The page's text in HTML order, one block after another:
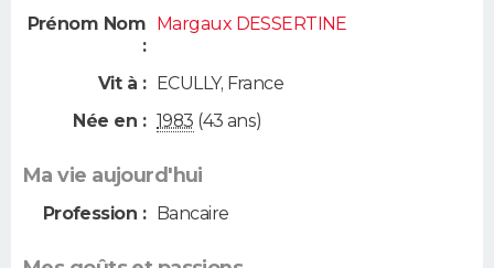
Prénom Nom
:
Margaux DESSERTINE
Vit à : ECULLY, France
Née en : 1983 (43 ans)
Ma vie aujourd'hui
Profession : Bancaire